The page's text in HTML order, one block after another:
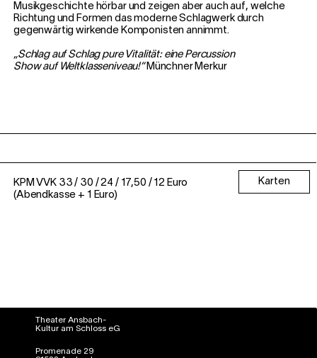
Musikgeschichte hörbar und zeigen aber auch auf, welche
Richtung und Formen das moderne Schlagwerk durch
gegenwärtig wirkende Komponisten annimmt.
„Schlag auf Schlag pure Vitalität: eine Percussion
Show auf Weltklasseniveau!“ Münchner Merkur
KPM VVK 33 / 30 / 24 / 17,50 / 12 Euro
(Abendkasse + 1 Euro)
Karten
Theater Ansbach-
Kultur am Schloss eG
Promenade 29